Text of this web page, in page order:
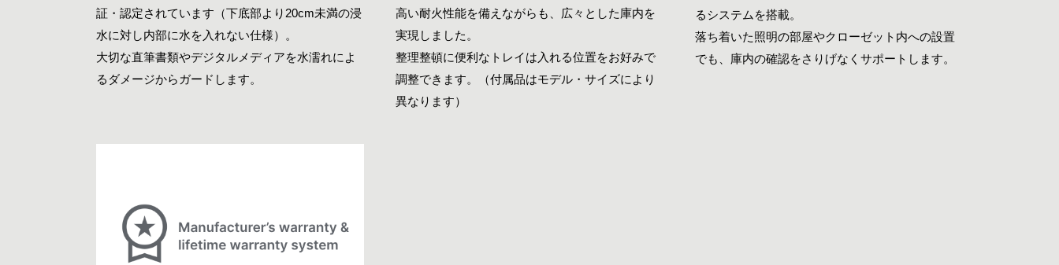
証・認定されています（下底部より20cm未満の浸
水に対し内部に水を入れない仕様）。
大切な直筆書類やデジタルメディアを水濡れによ
るダメージからガードします。
高い耐火性能を備えながらも、広々とした庫内を
実現しました。
整理整頓に便利なトレイは入れる位置をお好みで
調整できます。（付属品はモデル・サイズにより
異なります）
るシステムを搭載。
落ち着いた照明の部屋やクローゼット内への設置
でも、庫内の確認をさりげなくサポートします。